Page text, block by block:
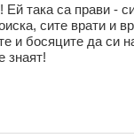
Ей така са прави -
сите врати и
и босяците да си
знаят!